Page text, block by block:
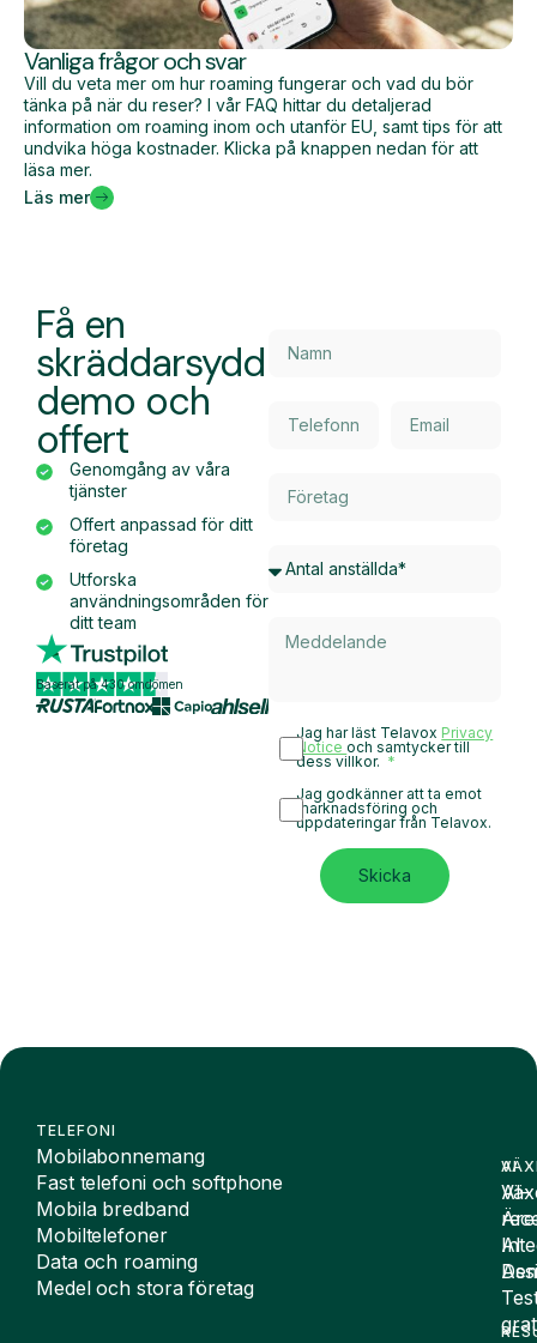
Vanliga frågor och svar
Vill du veta mer om hur roaming fungerar och vad du bör
tänka på när du reser? I vår FAQ hittar du detaljerad
information om roaming inom och utanför EU, samt tips för att
undvika höga kostnader. Klicka på knappen nedan för att
läsa mer.
Läs mer
Få en
skräddarsydd
demo och
offert
Genomgång av våra
tjänster
Offert anpassad för ditt
företag
Utforska
användningsområden för
ditt team
Baserat på 430 omdömen
Jag har läst Telavox Privacy
Noticeoch samtycker till
dess villkor.
Jag godkänner att ta emot
marknadsföring och
uppdateringar från Telavox.
Skicka
TELEFONI
Mobilabonnemang
Fast telefoni och softphone
Mobila bredband
Mobiltelefoner
Data och roaming
Medel och stora företag
AI
AI-
AI